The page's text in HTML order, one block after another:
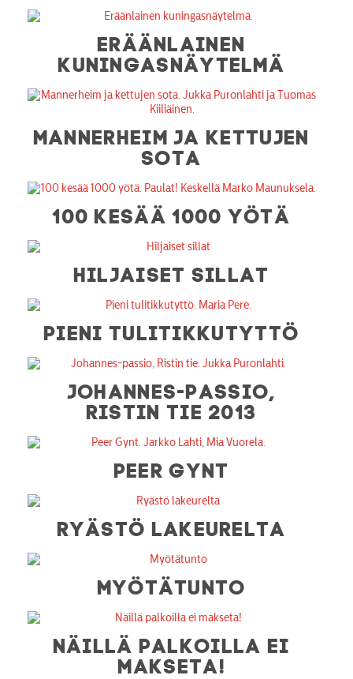
ERÄÄNLAINEN
KUNINGASNÄYTELMÄ
MANNERHEIM JA KETTUJEN
SOTA
100 KESÄÄ 1000 YÖTÄ
HILJAISET SILLAT
PIENI TULITIKKUTYTTÖ
JOHANNES-PASSIO,
RISTIN TIE 2013
PEER GYNT
RYÄSTÖ LAKEURELTA
MYÖTÄTUNTO
NÄILLÄ PALKOILLA EI
MAKSETA!